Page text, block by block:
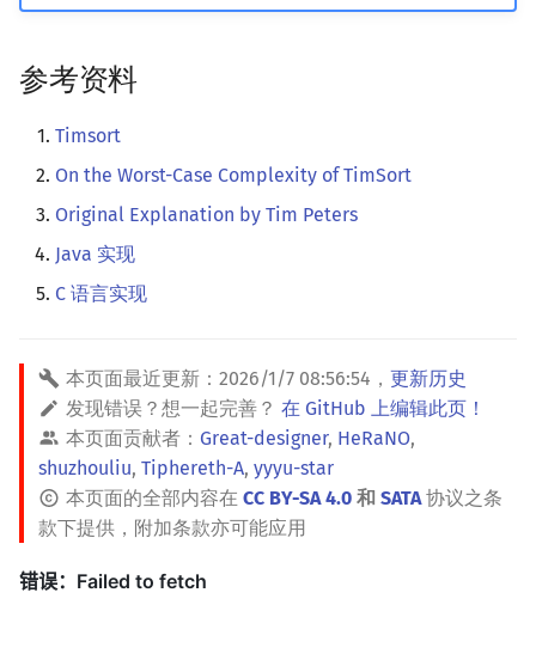
参考资料
Timsort
On the Worst-Case Complexity of TimSort
Original Explanation by Tim Peters
Java 实现
C 语言实现
本页面最近更新： 2026/1/7 08:56:54 ， 更新历史
发现错误？想一起完善？ 在 GitHub 上编辑此页！
本页面贡献者： Great-designer, HeRaNO,
shuzhouliu, Tiphereth-A, yyyu-star
本页面的全部内容在 CC BY-SA 4.0 和 SATA协议之条
款下提供，附加条款亦可能应用